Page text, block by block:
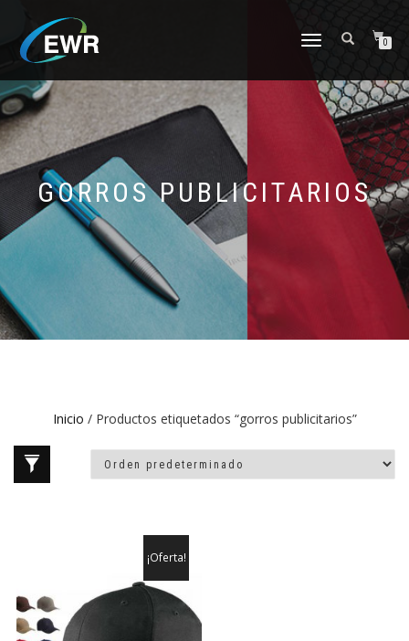
CAMBIAR
0
GORROS PUBLICITARIOS
Inicio / Productos etiquetados “gorros publicitarios”
¡Oferta!